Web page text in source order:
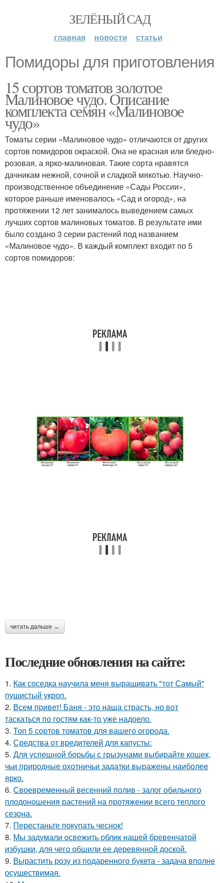
ЗЕЛЁНЫЙ САД
главная новости статьи
Помидоры для приготовления
15 сортов томатов золотое
Малиновое чудо. Описание
комплекта семян «Малиновое
чудо»
Томаты серии «Малиновое чудо» отличаются от других
сортов помидоров окраской. Она не красная или бледно-
розовая, а ярко-малиновая. Такие сорта нравятся
дачникам нежной, сочной и сладкой мякотью. Научно-
производственное объединение «Сады России»,
которое раньше именовалось «Сад и огород», на
протяжении 12 лет занималось выведением самых
лучших сортов малиновых томатов. В результате ими
было создано 3 серии растений под названием
«Малиновое чудо». В каждый комплект входит по 5
сортов помидоров:
читать дальше →
Последние обновления на сайте:
1. Как соседка научила меня выращивать "тот Самый"
пушистый укроп.
2. Всем привет! Баня - это наша страсть, но вот
таскаться по гостям как-то уже надоело.
3. Топ 5 сортов томатов для вашего огорода.
4. Средства от вредителей для капусты:
5. Для успешной борьбы с грызунами выбирайте кошек,
чьи природные охотничьи задатки выражены наиболее
ярко.
6. Своевременный весенний полив - залог обильного
плодоношения растений на протяжении всего теплого
сезона.
7. Перестаньте покупать чеснок!
8. Мы задумали освежить облик нашей бревенчатой
избушки, для чего обшили ее деревянной доской.
9. Вырастить розу из подаренного букета - задача вполне
осуществимая.